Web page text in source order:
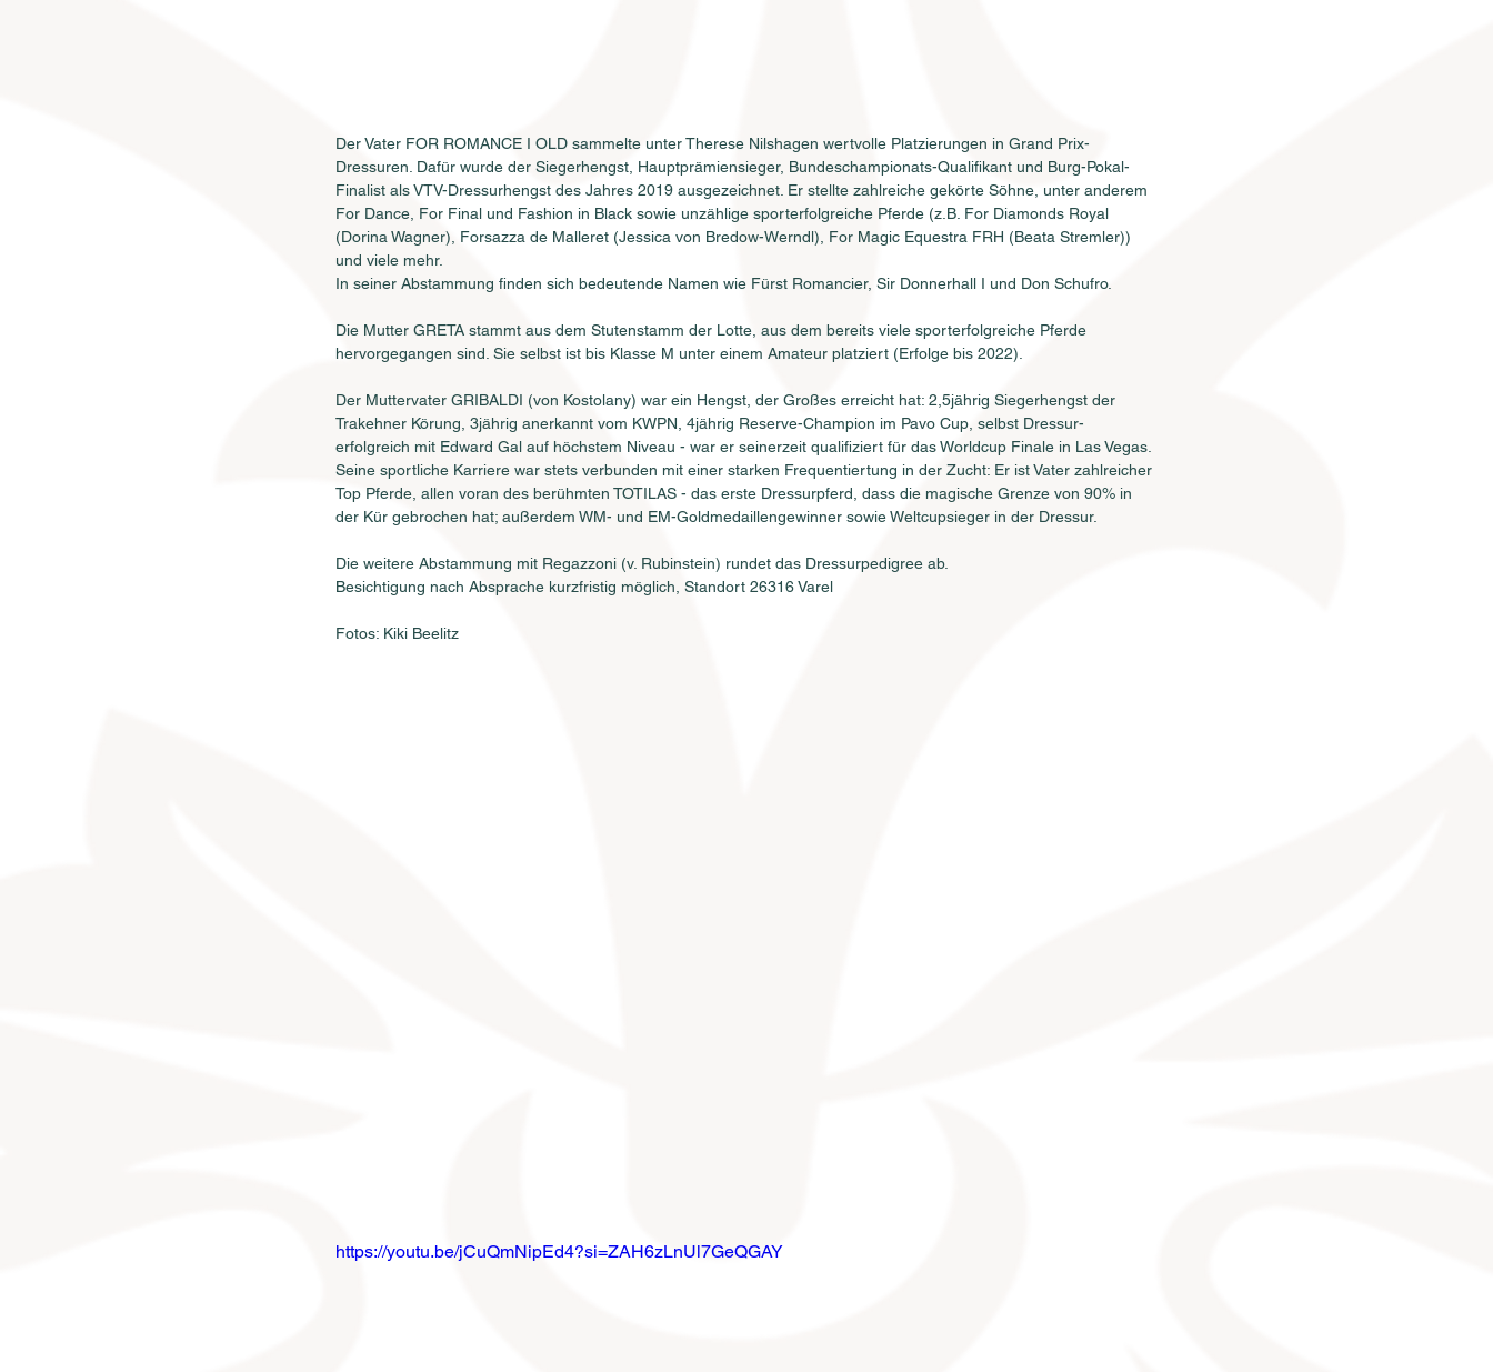
Der Vater FOR ROMANCE I OLD sammelte unter Therese Nilshagen wertvolle Platzierungen in Grand Prix-
Dressuren. Dafür wurde der Siegerhengst, Hauptprämiensieger, Bundeschampionats-Qualifikant und Burg-Pokal-
Finalist als VTV-Dressurhengst des Jahres 2019 ausgezeichnet. Er stellte zahlreiche gekörte Söhne, unter anderem
For Dance, For Final und Fashion in Black sowie unzählige sporterfolgreiche Pferde (z.B. For Diamonds Royal
(Dorina Wagner), Forsazza de Malleret (Jessica von Bredow-Werndl), For Magic Equestra FRH (Beata Stremler))
und viele mehr.
In seiner Abstammung finden sich bedeutende Namen wie Fürst Romancier, Sir Donnerhall I und Don Schufro.
Die Mutter GRETA stammt aus dem Stutenstamm der Lotte, aus dem bereits viele sporterfolgreiche Pferde
hervorgegangen sind. Sie selbst ist bis Klasse M unter einem Amateur platziert (Erfolge bis 2022).
Der Muttervater GRIBALDI (von Kostolany) war ein Hengst, der Großes erreicht hat: 2,5jährig Siegerhengst der
Trakehner Körung, 3jährig anerkannt vom KWPN, 4jährig Reserve-Champion im Pavo Cup, selbst Dressur-
erfolgreich mit Edward Gal auf höchstem Niveau - war er seinerzeit qualifiziert für das Worldcup Finale in Las Vegas.
Seine sportliche Karriere war stets verbunden mit einer starken Frequentiertung in der Zucht: Er ist Vater zahlreicher
Top Pferde, allen voran des berühmten TOTILAS - das erste Dressurpferd, dass die magische Grenze von 90% in
der Kür gebrochen hat; außerdem WM- und EM-Goldmedaillengewinner sowie Weltcupsieger in der Dressur.
Die weitere Abstammung mit Regazzoni (v. Rubinstein) rundet das Dressurpedigree ab.
Besichtigung nach Absprache kurzfristig möglich, Standort 26316 Varel
Fotos: Kiki Beelitz
https://youtu.be/jCuQmNipEd4?si=ZAH6zLnUl7GeQGAY